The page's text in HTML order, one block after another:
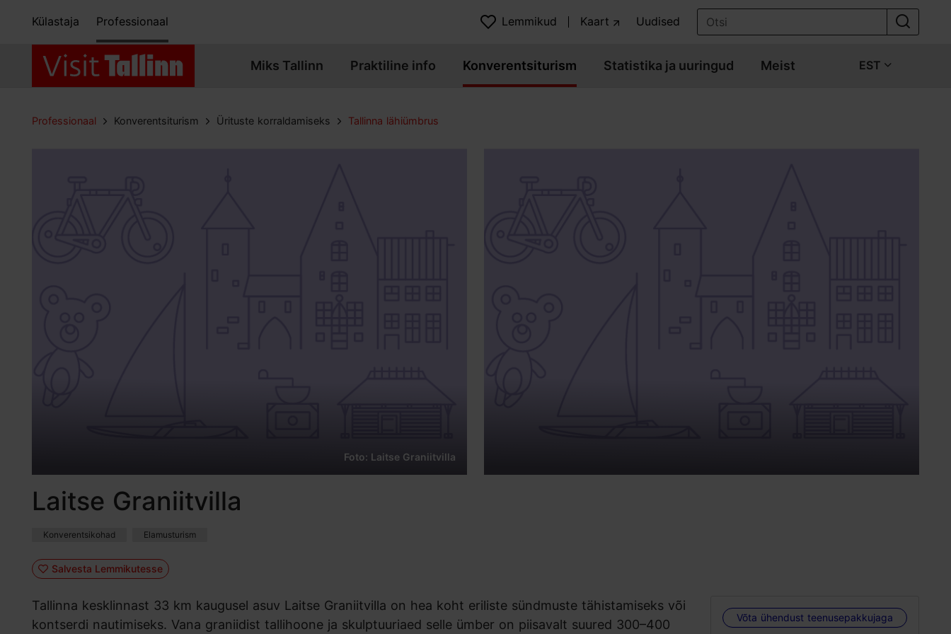
Külastaja Professionaal Lemmikud Kaart Uudised
Miks Tallinn Praktiline info Konverentsiturism Statistika ja uuringud Meist EST
Professionaal Konverentsiturism Ürituste korraldamiseks Tallinna lähiümbrus
Foto: Laitse Graniitvilla
Laitse Graniitvilla
Konverentsikohad Elamusturism
Salvesta Lemmikutesse
Tallinna kesklinnast 33 km kaugusel asuv Laitse Graniitvilla on hea koht eriliste sündmuste tähistamiseks või
kontserdi nautimiseks. Vana graniidist tallihoone ja skulptuuriaed selle ümber on piisavalt suured 300–400
Võta ühendust teenusepakkujaga